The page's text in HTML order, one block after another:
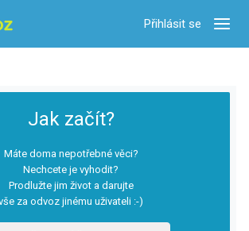
Přihlásit se
Jak začít?
Máte doma nepotřebné věci?
Nechcete je vyhodit?
Prodlužte jim život a darujte
za odvoz jinému uživateli :-)